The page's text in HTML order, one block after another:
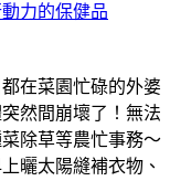
力的保健品
在菜園忙碌的外婆
然間崩壞了！無法
除草等農忙事務～
曬太陽縫補衣物、